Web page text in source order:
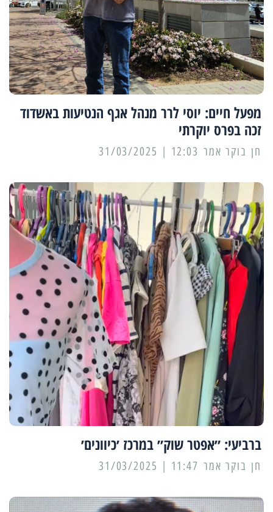
מפעל חיים: יוסי לרר מנהל אגף הנטיעות באשדוד
זכה בפרס יוקרתי
12:03 | 31/03/2025
ברביעי: ״אפטר שוק״ במרכז ׳כיוונים׳
11:47 | 31/03/2025